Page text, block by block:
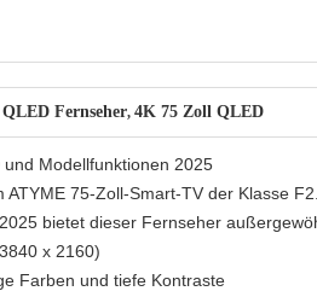
Fernseher, 4K 75 Zoll QLED
Modellfunktionen 2025
75-Zoll-Smart-TV der Klasse
bietet dieser Fernseher
x 2160)
Farben und tiefe Kontraste